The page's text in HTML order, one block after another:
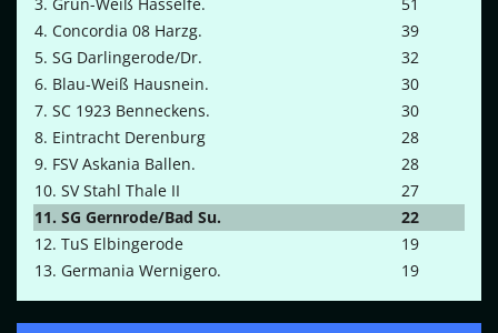
4. Concordia 08 Harzg.
39
5. SG Darlingerode/Dr.
32
6. Blau-Weiß Hausnein.
30
7. SC 1923 Benneckens.
30
8. Eintracht Derenburg
28
9. FSV Askania Ballen.
28
10. SV Stahl Thale II
27
11. SG Gernrode/Bad Su.
22
12. TuS Elbingerode
19
13. Germania Wernigero.
19